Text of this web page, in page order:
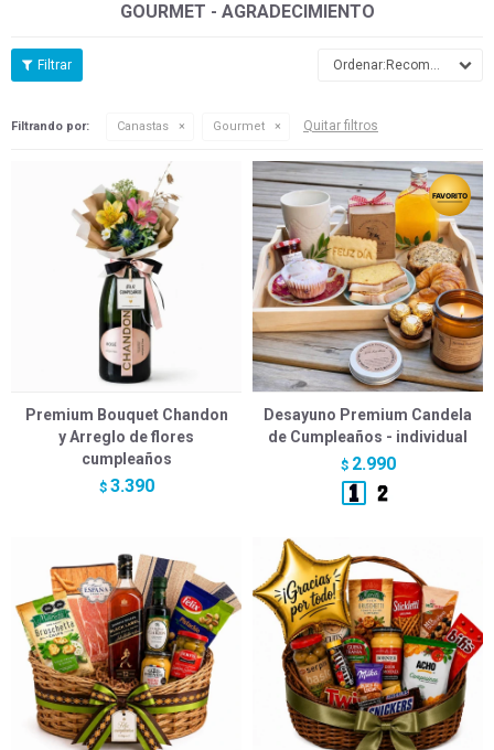
GOURMET - AGRADECIMIENTO
Recomendados
Filtrando por: Canastas Gourmet Quitar filtros
Premium Bouquet Chandon
y Arreglo de flores
cumpleaños
$ 3.390
Desayuno Premium Candela
de Cumpleaños - individual
$ 2.990